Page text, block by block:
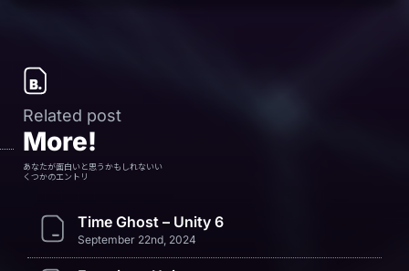
Related post
More!
あなたが面白いと思うかもしれないい
くつかのエントリ
Time Ghost – Unity 6
September 22nd, 2024